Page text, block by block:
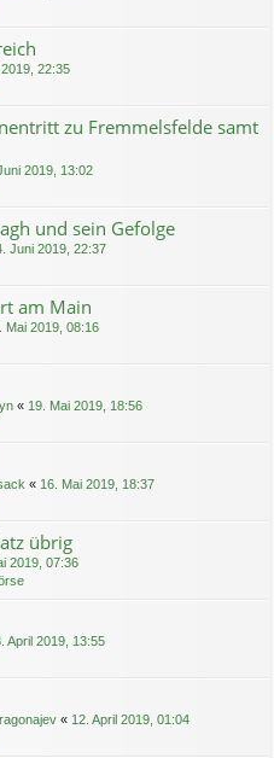
22:35
zu Fremmelsfelde samt
2019, 13:02
und sein Gefolge
Juni 2019, 22:37
am Main
Mai 2019, 08:16
« 19. Mai 2019, 18:56
« 16. Mai 2019, 18:37
übrig
2019, 07:36
April 2019, 13:55
« 12. April 2019, 01:04